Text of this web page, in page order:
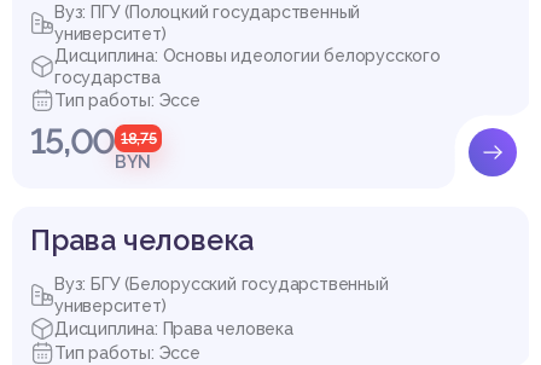
Вуз: ПГУ (Полоцкий государственный
университет)
Дисциплина: Основы идеологии белорусского
государства
Тип работы: Эссе
15,00 18,75
BYN
Права человека
Вуз: БГУ (Белорусский государственный
университет)
Дисциплина: Права человека
Тип работы: Эссе